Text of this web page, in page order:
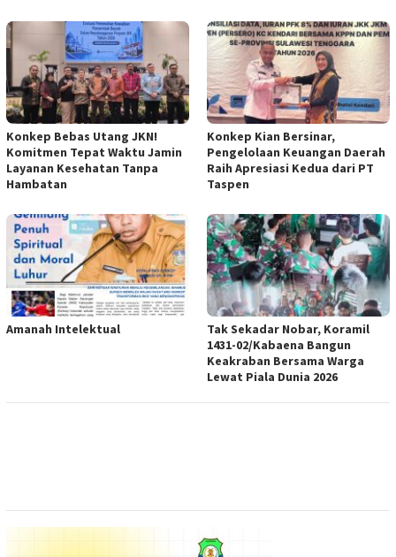
Konkep Bebas Utang JKN!
Komitmen Tepat Waktu Jamin
Layanan Kesehatan Tanpa
Hambatan
Konkep Kian Bersinar,
Pengelolaan Keuangan Daerah
Raih Apresiasi Kedua dari PT
Taspen
Amanah Intelektual
Tak Sekadar Nobar, Koramil
1431-02/Kabaena Bangun
Keakraban Bersama Warga
Lewat Piala Dunia 2026